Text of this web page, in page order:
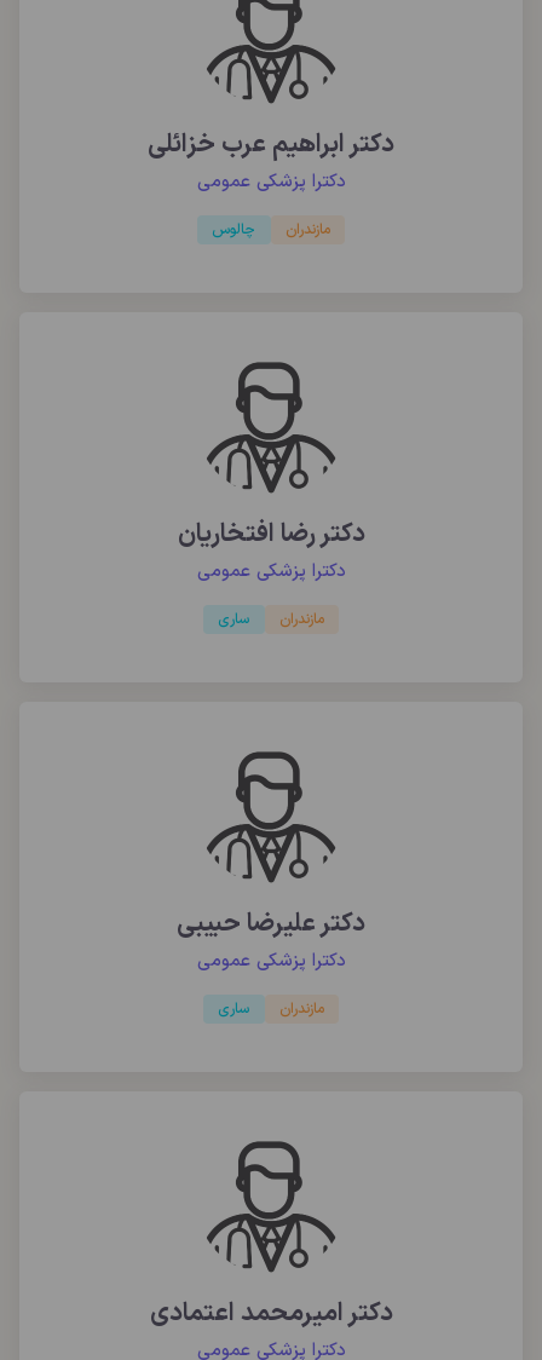
دکتر ابراهیم عرب خزائلی
دکترا پزشکی عمومی
مازندران چالوس
دکتر رضا افتخاریان
دکترا پزشکی عمومی
مازندران ساری
دکتر علیرضا حبیبی
دکترا پزشکی عمومی
مازندران ساری
دکتر امیرمحمد اعتمادی
دکترا پزشکی عمومی